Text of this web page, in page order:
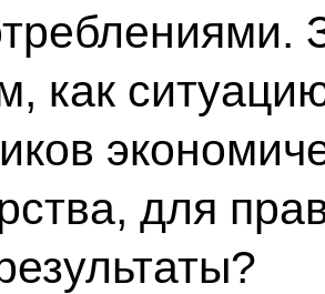
как
для